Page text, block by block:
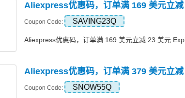
Aliexpress优惠码，订单满 169 美元立
Coupon Code: SAVING23Q
Aliexpress优惠码，订单满 169 美元立减 23 美元
Aliexpress优惠码，订单满 379 美元立
Coupon Code: SNOW55Q